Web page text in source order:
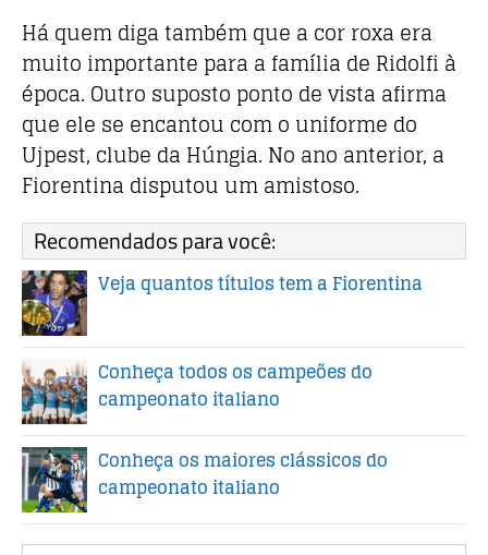
Há quem diga também que a cor roxa era
muito importante para a família de Ridolfi à
época. Outro suposto ponto de vista afirma
que ele se encantou com o uniforme do
Ujpest, clube da Húngia. No ano anterior, a
Fiorentina disputou um amistoso.
Recomendados para você:
Veja quantos títulos tem a Fiorentina
Conheça todos os campeões do
campeonato italiano
Conheça os maiores clássicos do
campeonato italiano